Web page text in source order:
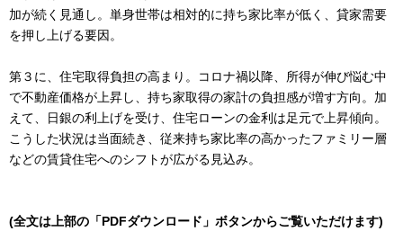
加が続く見通し。単身世帯は相対的に持ち家比率が低く、貸家需要
を押し上げる要因。
第３に、住宅取得負担の高まり。コロナ禍以降、所得が伸び悩む中
で不動産価格が上昇し、持ち家取得の家計の負担感が増す方向。加
えて、日銀の利上げを受け、住宅ローンの金利は足元で上昇傾向。
こうした状況は当面続き、従来持ち家比率の高かったファミリー層
などの賃貸住宅へのシフトが広がる見込み。
(全文は上部の「PDFダウンロード」ボタンからご覧いただけます)